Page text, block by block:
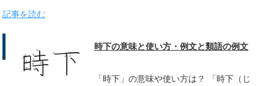
記事を読む
時下の意味と使い方・例文と類語の例文
「時下」の意味や使い方は？ 「時下（じ